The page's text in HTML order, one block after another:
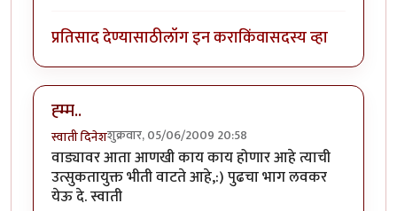
प्रतिसाद देण्यासाठीलॉग इन कराकिंवासदस्य व्हा
ह्म्म..
स्वाती दिनेशशुक्रवार, 05/06/2009 20:58
वाड्यावर आता आणखी काय काय होणार आहे त्याची
उत्सुकतायुक्त भीती वाटते आहे,:) पुढचा भाग लवकर
येऊ दे. स्वाती